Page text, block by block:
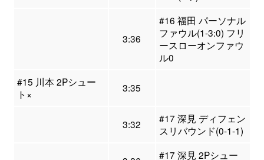
3:36
#16 福田 パーソナル
ファウル(1-3:0) フリ
ースローオンファウ
ル0
#15 川本 2Pシュー
ト×
3:35
3:32
#17 深見 ディフェン
スリバウンド(0-1-1)
#17 深見 2Pシュー